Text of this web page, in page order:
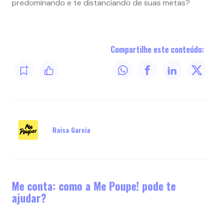
predominando e te distanciando de suas metas?
Compartilhe este conteúdo:
Raisa Garcia
Me conta: como a Me Poupe! pode te
ajudar?